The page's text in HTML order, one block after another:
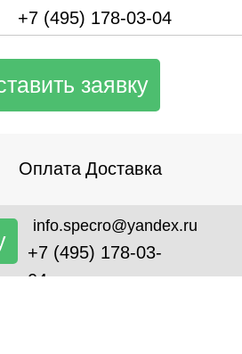
+7 (495) 178-03-04
заявку
Оплата Доставка
+7 (495) 178-03-
04
info.specro@yandex.ru